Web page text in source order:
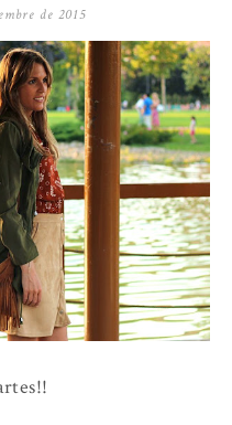
de 2015